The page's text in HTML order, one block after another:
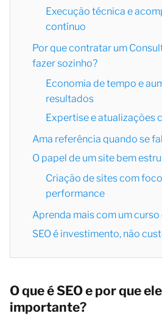
Execução técnica e
contínuo
Por que contratar um
fazer sozinho?
Economia de tempo e
resultados
Expertise e atualizações
Ama referência quando se
O papel de um site bem
Criação de sites com
performance
Aprenda mais com um curso
SEO é investimento, não
O que é SEO e por que
importante?